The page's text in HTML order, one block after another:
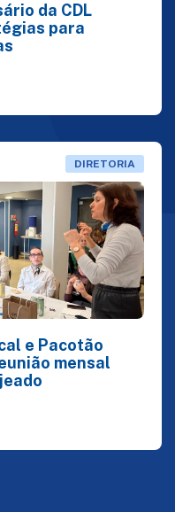
da CDL
para
DIRETORIA
e Pacotão
mensal